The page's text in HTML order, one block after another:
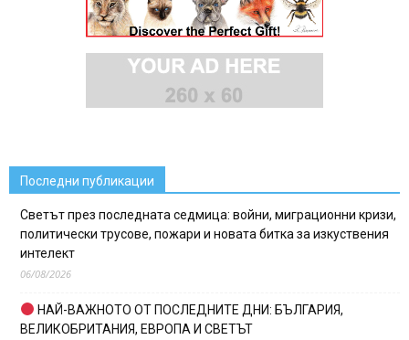
Последни публикации
Светът през последната седмица: войни, миграционни кризи,
политически трусове, пожари и новата битка за изкуствения
интелект
06/08/2026
НАЙ-ВАЖНОТО ОТ ПОСЛЕДНИТЕ ДНИ: БЪЛГАРИЯ,
ВЕЛИКОБРИТАНИЯ, ЕВРОПА И СВЕТЪТ